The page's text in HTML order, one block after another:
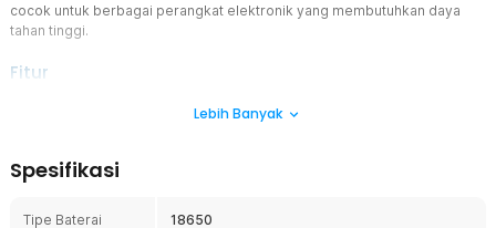
cocok untuk berbagai perangkat elektronik yang membutuhkan daya
tahan tinggi.
Fitur
Kapasitas Besar 3400 mAh Tahan Lama
Anda tidak perlu sering mengganti atau mengisi ulang, sehingga
Cocok untuk perangkat seperti senter LED, kamera digital, hingga
Lebih Banyak
Spesifikasi
Tipe Baterai 18650